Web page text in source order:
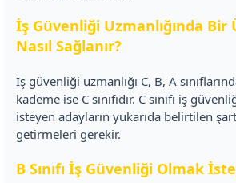
İş Güvenliği Uzmanlığında Bir
Nasıl Sağlanır?
İş güvenliği uzmanlığı C, B, A
kademe ise C sınıfıdır. C sınıfı iş
isteyen adayların yukarıda belirtilen
getirmeleri gerekir.
B Sınıfı İş Güvenliği Olmak